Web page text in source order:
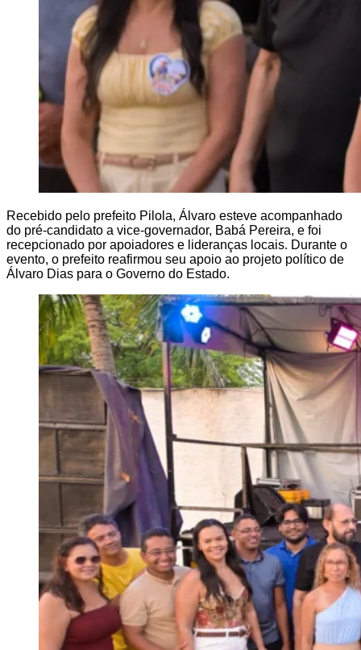
Recebido pelo prefeito Pilola, Álvaro esteve acompanhado
do pré-candidato a vice-governador, Babá Pereira, e foi
recepcionado por apoiadores e lideranças locais. Durante o
evento, o prefeito reafirmou seu apoio ao projeto político de
Álvaro Dias para o Governo do Estado.